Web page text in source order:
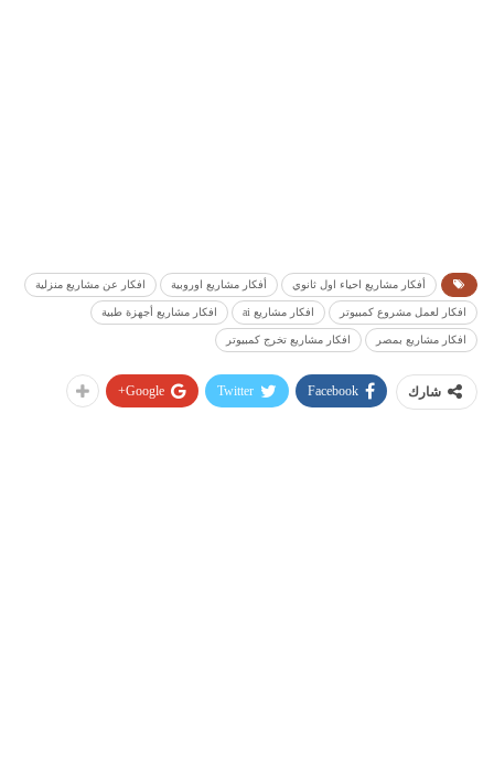
أفكار مشاريع احياء اول ثانوي أفكار مشاريع اوروبية افكار عن مشاريع منزلية
افكار لعمل مشروع كمبيوتر افكار مشاريع ai افكار مشاريع أجهزة طبية
افكار مشاريع بمصر افكار مشاريع تخرج كمبيوتر
شارك Facebook
Twitter
Google+